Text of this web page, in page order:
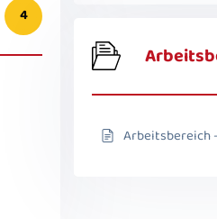
4
Arbeitsbereich